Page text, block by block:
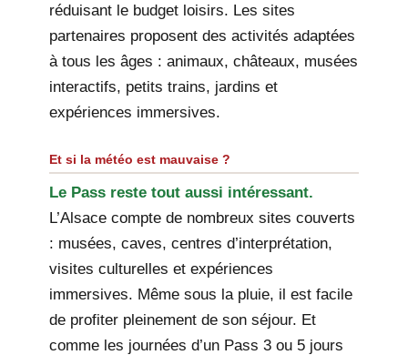
réduisant le budget loisirs. Les sites
partenaires proposent des activités adaptées
à tous les âges : animaux, châteaux, musées
interactifs, petits trains, jardins et
expériences immersives.
Et si la météo est mauvaise ?
Le Pass reste tout aussi intéressant.
L’Alsace compte de nombreux sites couverts
: musées, caves, centres d’interprétation,
visites culturelles et expériences
immersives. Même sous la pluie, il est facile
de profiter pleinement de son séjour. Et
comme les journées d’un Pass 3 ou 5 jours